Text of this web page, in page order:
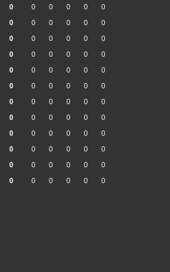
0
0
0
0
0
0
0
0
0
0
0
0
0
0
0
0
0
0
0
0
0
0
0
0
0
0
0
0
0
0
0
0
0
0
0
0
0
0
0
0
0
0
0
0
0
0
0
0
0
0
0
0
0
0
0
0
0
0
0
0
0
0
0
0
0
0
0
0
0
0
0
0